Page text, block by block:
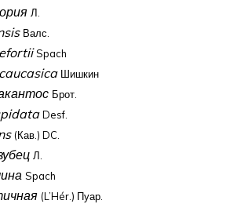
Л.
Валс.
Spach
Шишкин
Брот.
Desf.
(Кав.) DC.
Л.
Spach
(L’Hér.) Пуар.